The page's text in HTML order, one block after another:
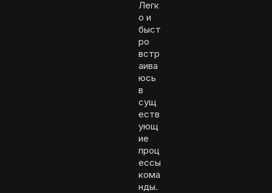
Легк
о и
быст
ро
встр
аива
юсь
в
сущ
еств
ующ
ие
проц
ессы
кома
нды.